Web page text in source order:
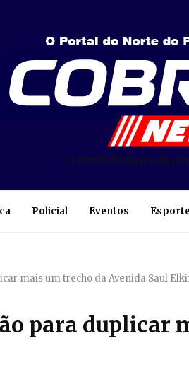
O Portal do Norte do
Policial Eventos Esporte
mais um trecho da Avenida Saul
para duplicar